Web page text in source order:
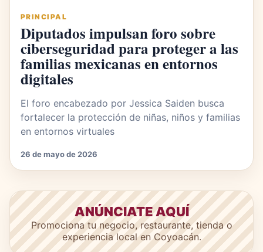
PRINCIPAL
Diputados impulsan foro sobre
ciberseguridad para proteger a las
familias mexicanas en entornos
digitales
El foro encabezado por Jessica Saiden busca
fortalecer la protección de niñas, niños y familias
en entornos virtuales
26 de mayo de 2026
ANÚNCIATE AQUÍ
Promociona tu negocio, restaurante, tienda o
experiencia local en Coyoacán.